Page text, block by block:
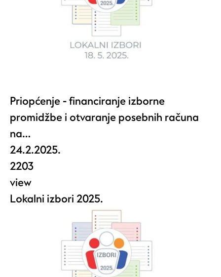
Priopćenje - financiranje izborne
promidžbe i otvaranje posebnih računa
na…
24.2.2025.
2203
view
Lokalni izbori 2025.